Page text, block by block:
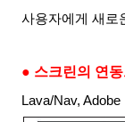
사용자에게 새로
● 스크린의 연
Lava/Nav, Adobe